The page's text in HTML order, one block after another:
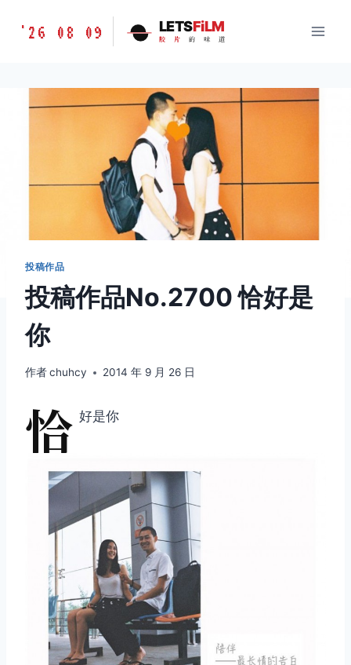
胶
味
道
'26 08 09 LETSFiLM
胶 片 的 味 道
投稿作品
投稿作品No.2700 恰好是
你
作者chuhcy 2014 年 9 月 26 日
恰 好是你